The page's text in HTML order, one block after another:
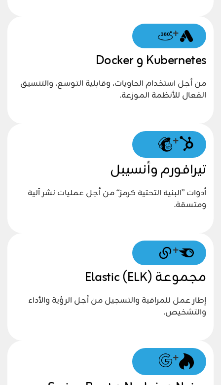
+
Kubernetes و Docker
من أجل استخدام الحاويات، وقابلية التوسع، والتنسيق
الفعال للأنظمة الموزعة.
+
تيرافورم وأنسيبل
أدوات ”البنية التحتية كرمز“ من أجل عمليات نشر آلية
ومتسقة.
+
مجموعة Elastic (ELK)
إطار عمل للمراقبة والتسجيل من أجل الرؤية والأداء
والتشخيص.
+